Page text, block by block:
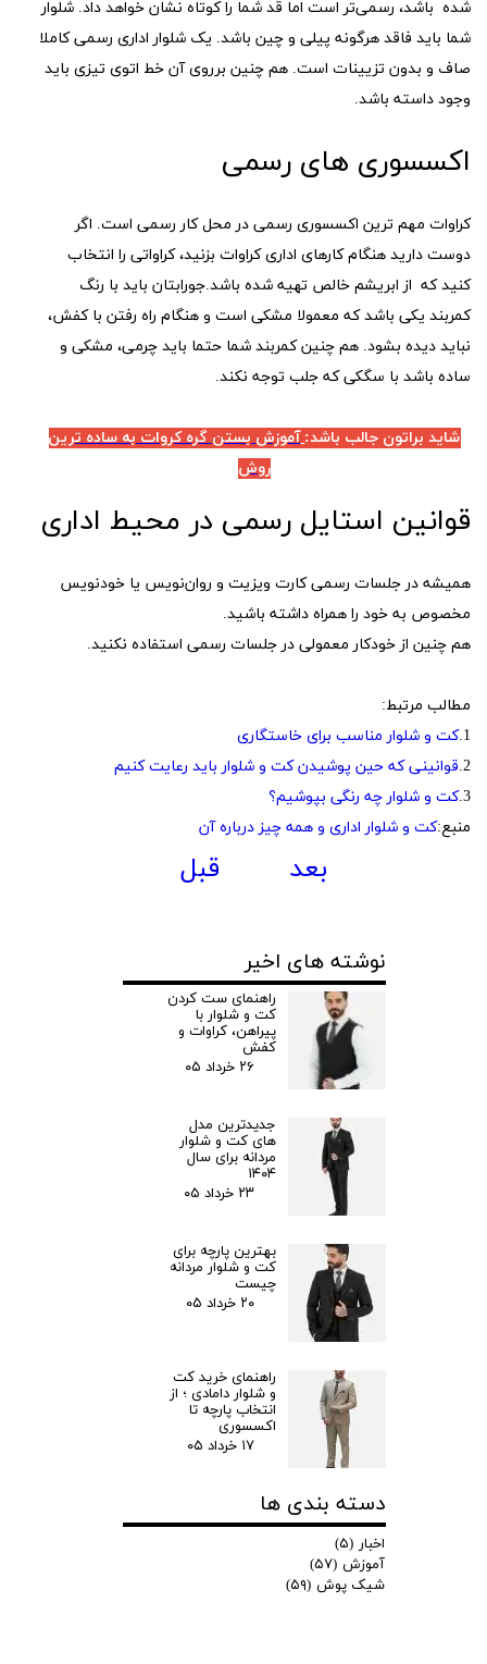
شده باشد، رسمی‌تر است اما قد شما را کوتاه نشان خواهد داد. شلوار
شما باید فاقد هرگونه پیلی و چین باشد. یک شلوار اداری رسمی کاملا
صاف و بدون تزیینات است. هم چنین برروی آن خط اتوی تیزی باید
وجود داسته باشد.
اکسسوری های رسمی
کراوات مهم ترین اکسسوری رسمی در محل کار رسمی است. اگر
دوست دارید هنگام کارهای اداری کراوات بزنید، کراواتی را انتخاب
‌کنید که از ابریشم خالص تهیه شده باشد.جورابتان باید با رنگ
کمربند یکی باشد که معمولا مشکی است و هنگام راه رفتن با کفش،
نباید دیده بشود. هم چنین کمربند شما حتما باید چرمی، مشکی و
ساده باشد با سگکی که جلب توجه نکند.
شاید براتون جالب باشد: آموزش بستن گره کروات به ساده ترین
روش
قوانین استایل رسمی در محیط اداری
همیشه در جلسات رسمی کارت ویزیت و روان‌نویس یا خودنویس
مخصوص به خود را همراه داشته باشید.
هم چنین از خودکار معمولی در جلسات رسمی استفاده نکنید.
مطالب مرتبط:
1. کت و شلوار مناسب برای خاستگاری
2. قوانینی که حین پوشیدن کت و شلوار باید رعایت کنیم
3. کت و شلوار چه رنگی بپوشیم؟
منبع:کت و شلوار اداری و همه چیز درباره آن
بعد قبل
نوشته های اخیر
راهنمای ست کردن
کت و شلوار با
پیراهن، کراوات و
کفش
۲۶ خرداد ۰۵
جدیدترین مدل‌
های کت و شلوار
مردانه برای سال
۱۴۰۴
۲۳ خرداد ۰۵
بهترین پارچه برای
کت و شلوار مردانه
چیست
۲۰ خرداد ۰۵
راهنمای خرید کت
و شلوار دامادی ؛ از
انتخاب پارچه تا
اکسسوری
۱۷ خرداد ۰۵
دسته بندی ها
اخبار (۵)
آموزش (۵۷)
شیک پوش (۵۹)